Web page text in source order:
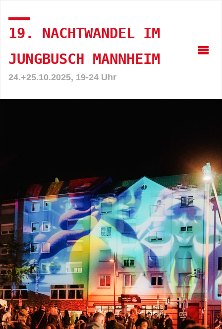
19. NACHTWANDEL IM
JUNGBUSCH MANNHEIM
24.+25.10.2025, 19-24 Uhr